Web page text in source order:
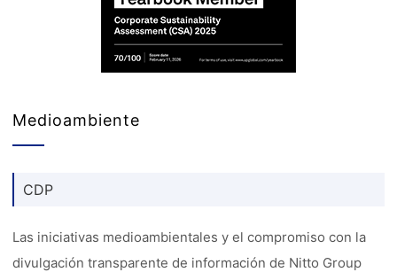
Medioambiente
CDP
Las iniciativas medioambientales y el compromiso con la
divulgación transparente de información de Nitto Group